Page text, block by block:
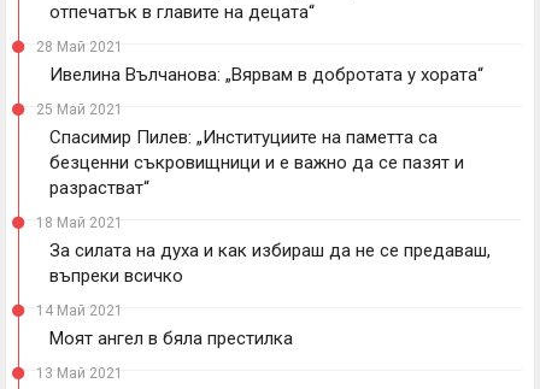
отпечатък в главите на децата“
28 Май 2021
Ивелина Вълчанова: „Вярвам в добротата у хората“
25 Май 2021
Спасимир Пилев: „Институциите на паметта са
безценни съкровищници и е важно да се пазят и
разрастват“
18 Май 2021
За силата на духа и как избираш да не се предаваш,
въпреки всичко
14 Май 2021
Моят ангел в бяла престилка
13 Май 2021